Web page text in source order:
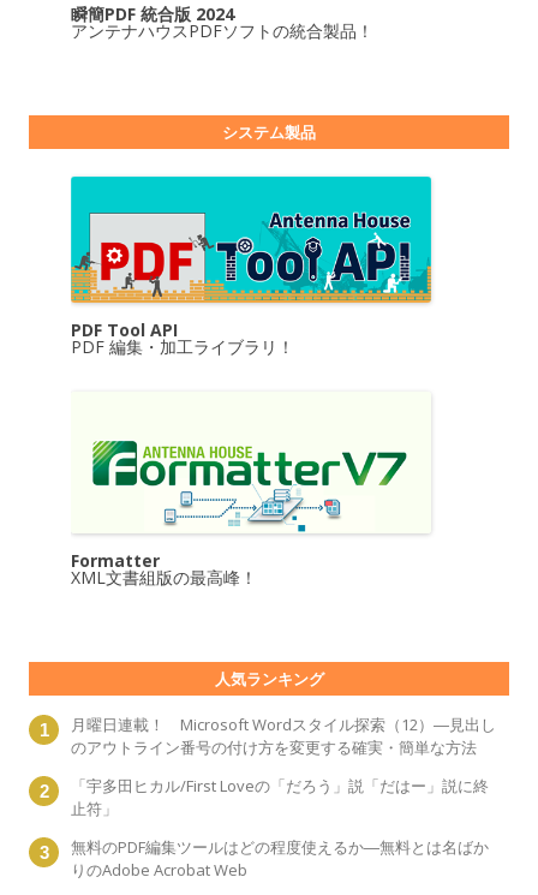
瞬簡PDF 統合版 2024
アンテナハウスPDFソフトの統合製品！
システム製品
PDF Tool API
PDF 編集・加工ライブラリ！
Formatter
XML文書組版の最高峰！
人気ランキング
月曜日連載！ Microsoft Wordスタイル探索（12）―見出し
のアウトライン番号の付け方を変更する確実・簡単な方法
「宇多田ヒカル/First Loveの「だろう」説「だはー」説に終
止符」
無料のPDF編集ツールはどの程度使えるか―無料とは名ばか
りのAdobe Acrobat Web